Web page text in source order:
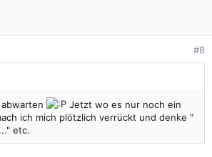
#8
Jetzt wo es nur noch ein
ich mich plötzlich verrückt und denke "
etc.